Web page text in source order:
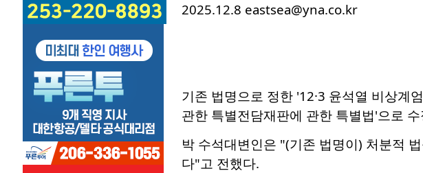
2025.12.8 eastsea@yna.co.kr
기존 법명으로 정한 '12·3 윤석열 비상계
관한 특별전담재판에 관한 특별법'으로
박 수석대변인은 "(기존 법명이) 처분적
다"고 전했다.